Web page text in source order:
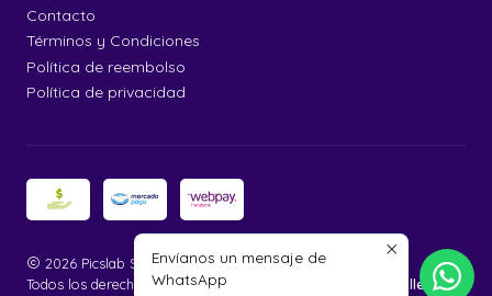
Contacto
Términos y Condiciones
Política de reembolso
Política de privacidad
2026 Picslab Store.
Todos los derechos reservados.
Desarrollado por Jumpseller .
Envíanos un mensaje de
WhatsApp